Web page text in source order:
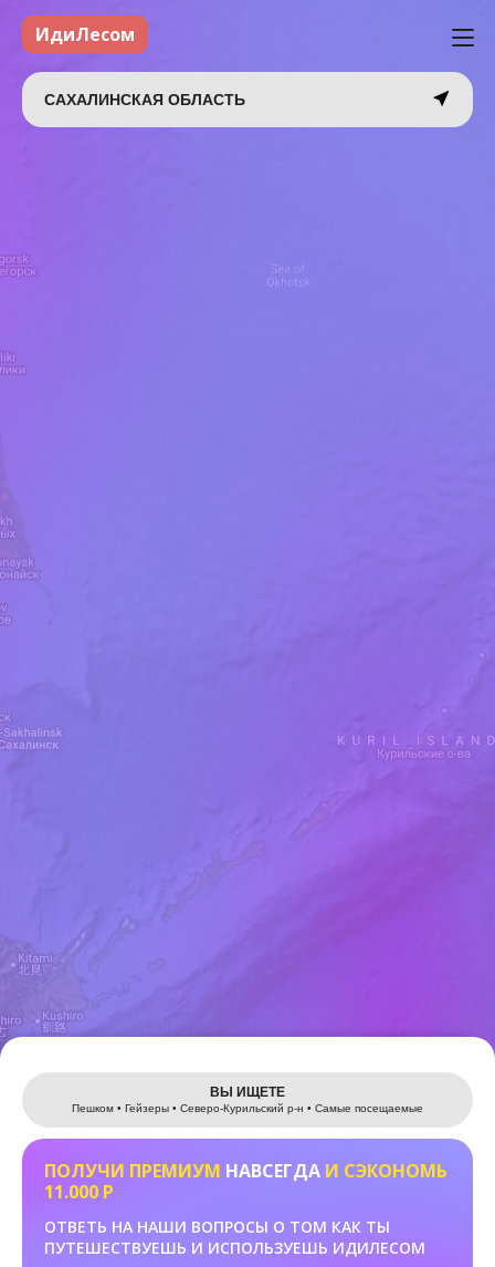
Leaflet
ИдиЛесом
САХАЛИНСКАЯ ОБЛАСТЬ
ВЫ ИЩЕТЕ
Пешком • Гейзеры • Северо-Курильский р-н • Самые посещаемые
ПОЛУЧИ ПРЕМИУМ НАВСЕГДА И СЭКОНОМЬ
11.000 Р
ОТВЕТЬ НА НАШИ ВОПРОСЫ О ТОМ КАК ТЫ
ПУТЕШЕСТВУЕШЬ И ИСПОЛЬЗУЕШЬ ИДИЛЕСОМ